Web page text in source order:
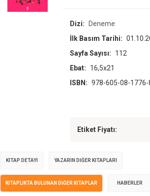
Dizi:
Deneme
İlk Basım Tarihi:
Sayfa Sayısı:
112
Ebat:
16,5x21
ISBN: 978-605-08-1776-
Etiket Fiyatı:
KITAP DETAYI YAZARIN DIĞER KITAPLARI
KITAPLIKTA BULUNAN DIĞER KITAPLAR HABERLER